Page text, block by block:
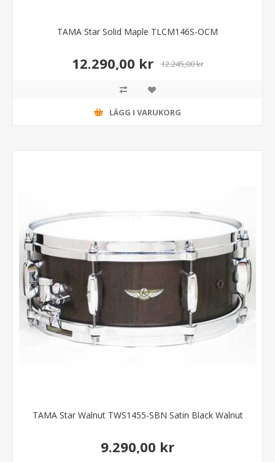
TAMA Star Solid Maple TLCM146S-OCM
12.290,00 kr 12.245,00 kr
LÄGG I VARUKORG
TAMA Star Walnut TWS1455-SBN Satin Black Walnut
9.290,00 kr